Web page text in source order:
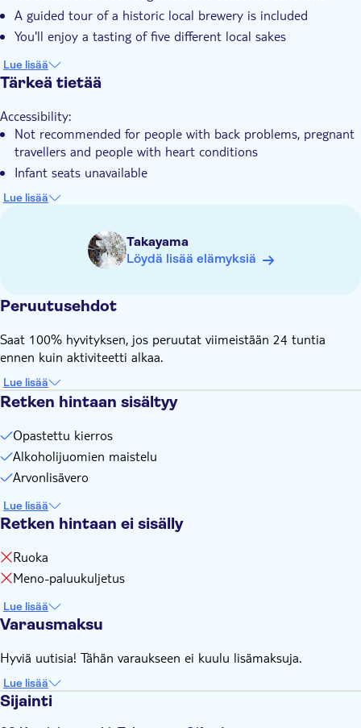
Pienempi ryhmäkoko
Asiantuntijaopas
E-lippu
A guided tour of a historic local brewery is included
You'll enjoy a tasting of five different local sakes
Lue lisää
Tärkeä tietää
Accessibility:
Not recommended for people with back problems, pregnant
travellers and people with heart conditions
Infant seats unavailable
Know in advance:
need to change the starting time, please contact the tour
operator using the e-mail you'll find in the voucher
Tours are typically conducted in English; other languages
with advance notice
maximum of 20 people
The listed duration is 30 minutes, though it may run slightly
longer
Remember to bring:
Lue lisää
Takayama
Löydä lisää elämyksiä
Peruutusehdot
Saat 100% hyvityksen, jos peruutat viimeistään 24 tuntia
ennen kuin aktiviteetti alkaa.
Lue lisää
Retken hintaan sisältyy
Opastettu kierros
Alkoholijuomien maistelu
Arvonlisävero
Lue lisää
Retken hintaan ei sisälly
Ruoka
Meno-paluukuljetus
Lue lisää
Varausmaksu
Hyviä uutisia! Tähän varaukseen ei kuulu lisämaksuja.
Lue lisää
Sijainti